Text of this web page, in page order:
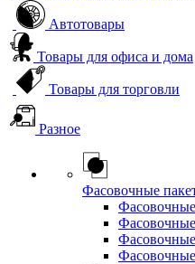
Автотовары
Товары для офиса и дома
Товары для торговли
Разное
Фасовочные